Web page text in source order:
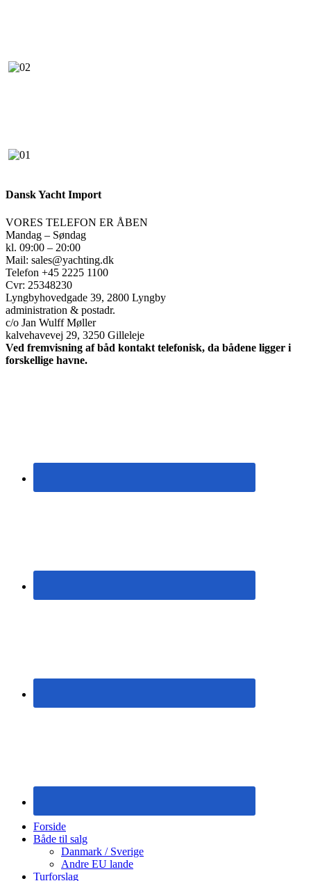
Dansk Yacht Import
VORES TELEFON ER ÅBEN
Mandag – Søndag
kl. 09:00 – 20:00
Mail: sales@yachting.dk
Telefon +45 2225 1100
Cvr: 25348230
Lyngbyhovedgade 39, 2800 Lyngby
administration & postadr.
c/o Jan Wulff Møller
kalvehavevej 29, 3250 Gilleleje
Ved fremvisning af båd kontakt telefonisk, da bådene ligger i
forskellige havne.
Forside
Både til salg
Danmark / Sverige
Andre EU lande
Turforslag